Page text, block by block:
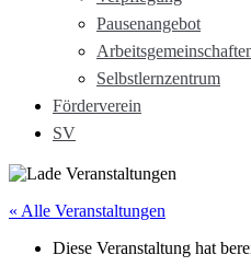
Pausenangebot
Selbstlernzentrum
Förderverein
SV
« Alle Veranstaltungen
Diese Veranstaltung hat